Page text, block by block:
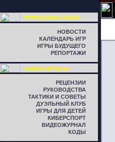
ПЕРЕДОВАЯ ЛИНИЯ
НОВОСТИ
КАЛЕНДАРЬ ИГР
ИГРЫ БУДУЩЕГО
РЕПОРТАЖИ
ЛИНИЯ ФРОНТА
РЕЦЕНЗИИ
РУКОВОДСТВА
ТАКТИКИ И СОВЕТЫ
ДУЭЛЬНЫЙ КЛУБ
ИГРЫ ДЛЯ ДЕТЕЙ
КИБЕРСПОРТ
ВИДЕОЖУРНАЛ
КОДЫ